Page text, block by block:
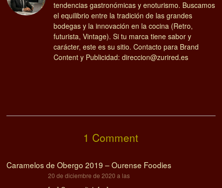
tendencias gastronómicas y enoturismo. Buscamos
el equilibrio entre la tradición de las grandes
bodegas y la innovación en la cocina (Retro,
futurista, Vintage). Si tu marca tiene sabor y
carácter, este es su sitio. Contacto para Brand
Content y Publicidad: direccion@zurired.es
1 Comment
Caramelos de Obergo 2019 – Ourense Foodies
20 de diciembre de 2020 a las